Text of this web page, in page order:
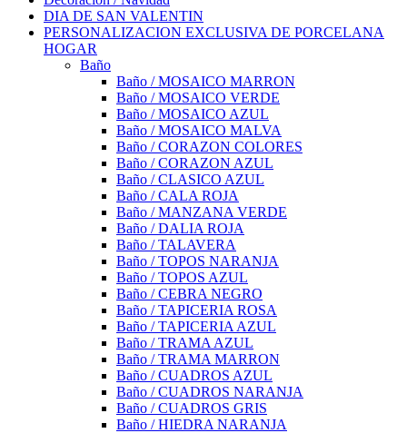
DIA DE SAN VALENTIN
PERSONALIZACION EXCLUSIVA DE PORCELANA
HOGAR
Baño
Baño / MOSAICO MARRON
Baño / MOSAICO VERDE
Baño / MOSAICO AZUL
Baño / MOSAICO MALVA
Baño / CORAZON COLORES
Baño / CORAZON AZUL
Baño / CLASICO AZUL
Baño / CALA ROJA
Baño / MANZANA VERDE
Baño / DALIA ROJA
Baño / TALAVERA
Baño / TOPOS NARANJA
Baño / TOPOS AZUL
Baño / CEBRA NEGRO
Baño / TAPICERIA ROSA
Baño / TAPICERIA AZUL
Baño / TRAMA AZUL
Baño / TRAMA MARRON
Baño / CUADROS AZUL
Baño / CUADROS NARANJA
Baño / CUADROS GRIS
Baño / HIEDRA NARANJA